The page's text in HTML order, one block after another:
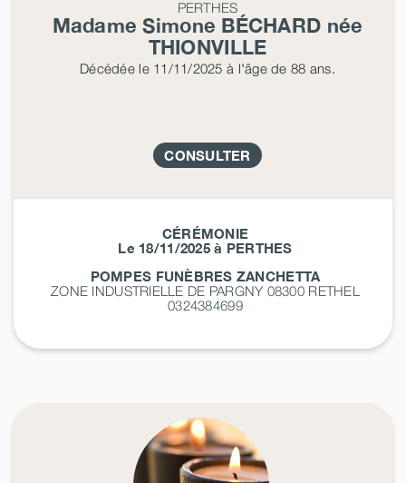
PERTHES
Madame Simone BÉCHARD née
THIONVILLE
Décédéele 11/11/2025 à l'âge de 88 ans.
CONSULTER
CÉRÉMONIE
Le 18/11/2025 à PERTHES
POMPES FUNÈBRES ZANCHETTA
ZONE INDUSTRIELLE DE PARGNY 08300 RETHEL
0324384699